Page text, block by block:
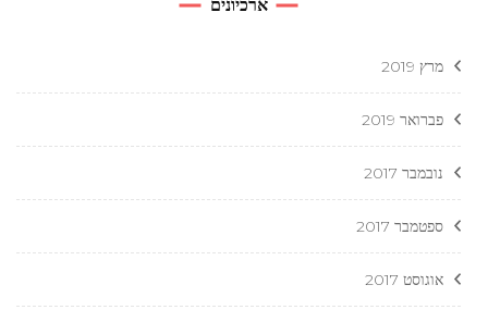
ארכיונים
מרץ 2019
פברואר 2019
נובמבר 2017
ספטמבר 2017
אוגוסט 2017